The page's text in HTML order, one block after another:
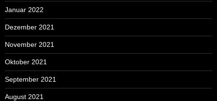
Januar 2022
Dezember 2021
November 2021
Oktober 2021
September 2021
August 2021